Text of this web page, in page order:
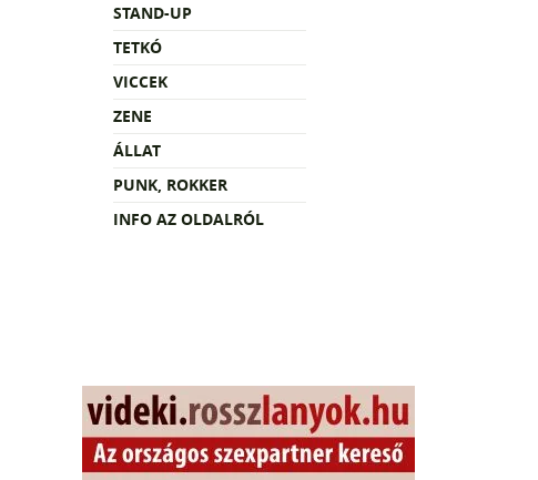
STAND-UP
TETKÓ
VICCEK
ZENE
ÁLLAT
PUNK, ROKKER
INFO AZ OLDALRÓL